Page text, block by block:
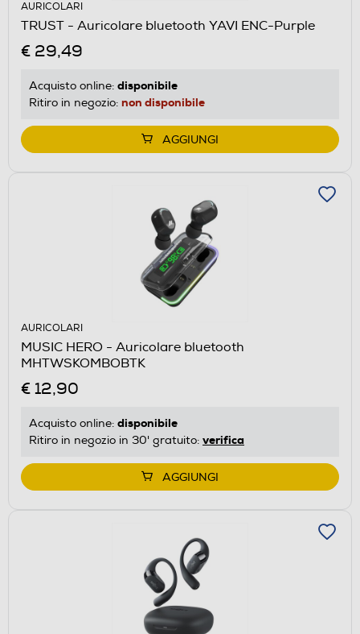
AURICOLARI
TRUST - Auricolare bluetooth YAVI ENC-Purple
€ 29,49
Acquisto online: disponibile
Ritiro in negozio: non disponibile
AGGIUNGI
AURICOLARI
MUSIC HERO - Auricolare bluetooth
MHTWSKOMBOBTK
€ 12,90
Acquisto online: disponibile
Ritiro in negozio in 30' gratuito: verifica
AGGIUNGI